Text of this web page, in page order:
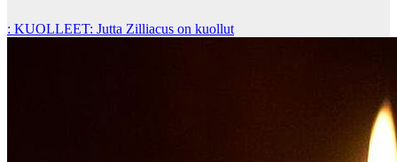
: KUOLLEET: Jutta Zilliacus on kuollut